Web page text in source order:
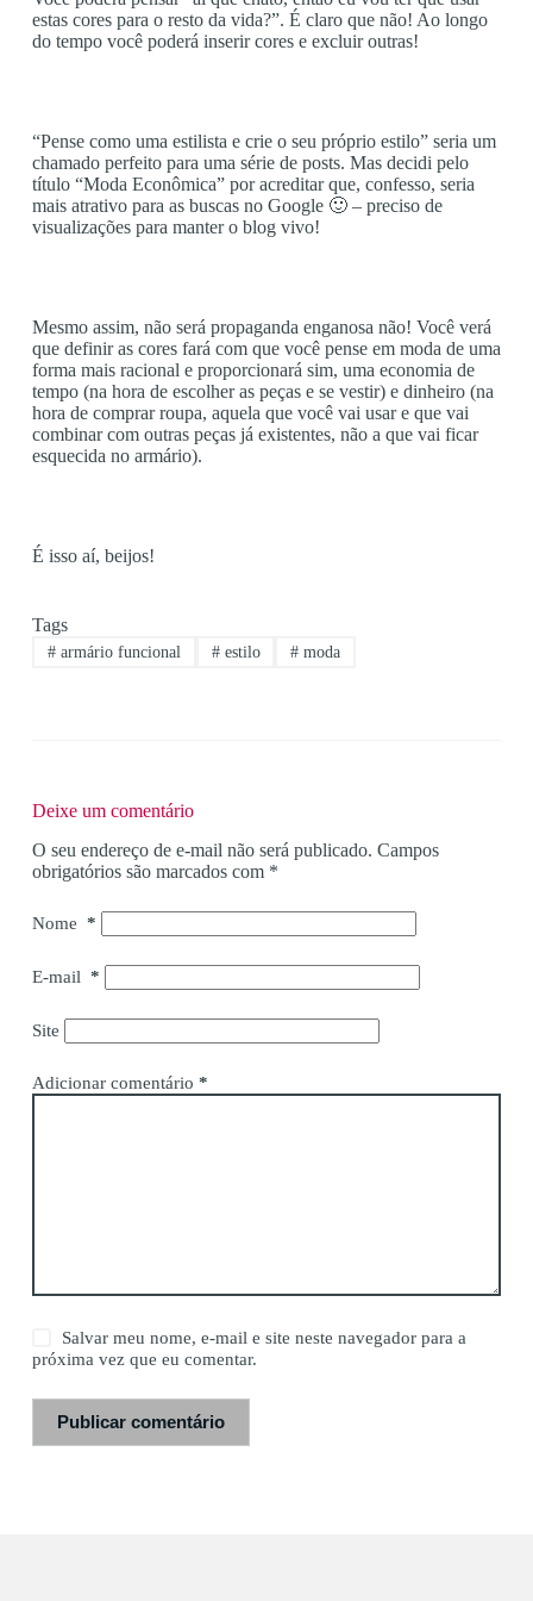
estas cores para o resto da vida?”. É claro que não! Ao longo
do tempo você poderá inserir cores e excluir outras!
“Pense como uma estilista e crie o seu próprio estilo” seria um
chamado perfeito para uma série de posts. Mas decidi pelo
título “Moda Econômica” por acreditar que, confesso, seria
mais atrativo para as buscas no Google 🙂 – preciso de
visualizações para manter o blog vivo!
Mesmo assim, não será propaganda enganosa não! Você verá
que definir as cores fará com que você pense em moda de uma
forma mais racional e proporcionará sim, uma economia de
tempo (na hora de escolher as peças e se vestir) e dinheiro (na
hora de comprar roupa, aquela que você vai usar e que vai
combinar com outras peças já existentes, não a que vai ficar
esquecida no armário).
É isso aí, beijos!
Tags
#armário funcional #estilo # moda
Deixe um comentário
O seu endereço de e-mail não será publicado. Campos
obrigatórios são marcados com *
Nome *
E-mail *
Site
Adicionar comentário *
Salvar meu nome, e-mail e site neste navegador para a
próxima vez que eu comentar.
Publicar comentário